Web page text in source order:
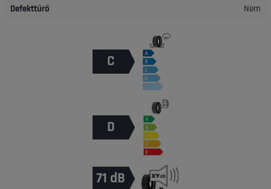
Defekttűrő
Nem
C
D
71 dB